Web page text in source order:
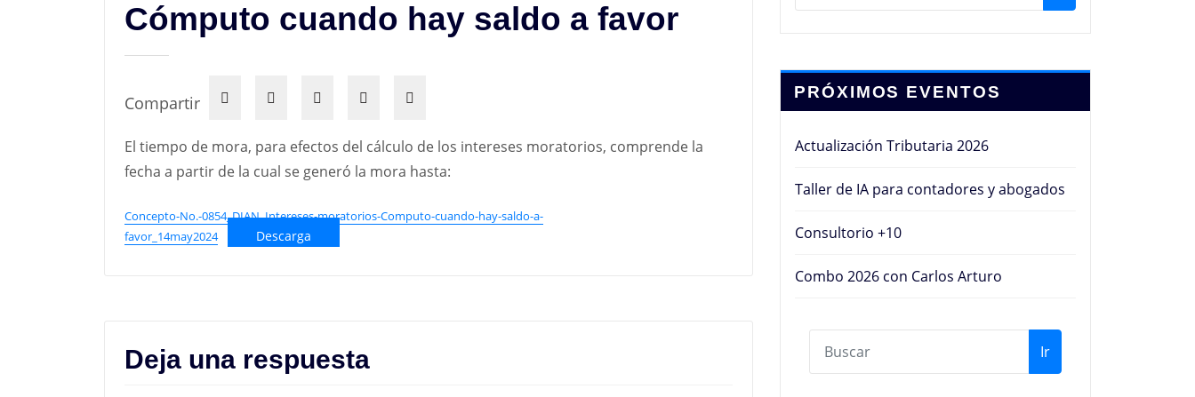
Cómputo cuando hay saldo a favor
Compartir
El tiempo de mora, para efectos del cálculo de los intereses moratorios, comprende la
fecha a partir de la cual se generó la mora hasta:
Concepto-No.-0854_DIAN_Intereses-moratorios-Computo-cuando-hay-saldo-a-
favor_14may2024
Descarga
Deja una respuesta
PRÓXIMOS EVENTOS
Actualización Tributaria 2026
Taller de IA para contadores y abogados
Consultorio +10
Combo 2026 con Carlos Arturo
Ir